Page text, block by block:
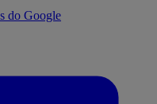
do Google